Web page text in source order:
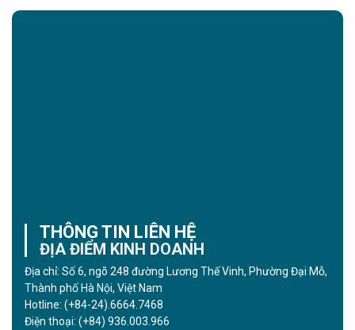
THÔNG TIN LIÊN HỆ
ĐỊA ĐIỂM KINH DOANH
Địa chỉ: Số 6, ngõ 248 đường Lương Thế Vinh, Phường Đại Mỗ,
Thành phố Hà Nội, Việt Nam
Hotline: (+84-24).6664.7468
Điện thoại: (+84) 936.003.966